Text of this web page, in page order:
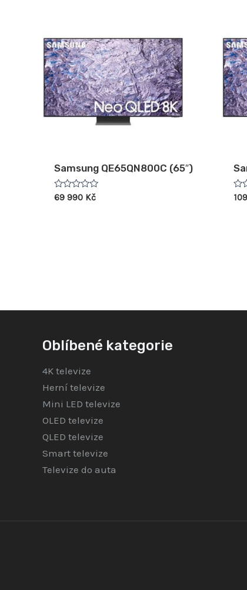
Samsung QE65QN800C (65″)
Hodnocení
69 990 Kč
Oblíbené kategorie
4K televize
Herní televize
Mini LED televize
OLED televize
QLED televize
Smart televize
Televize do auta